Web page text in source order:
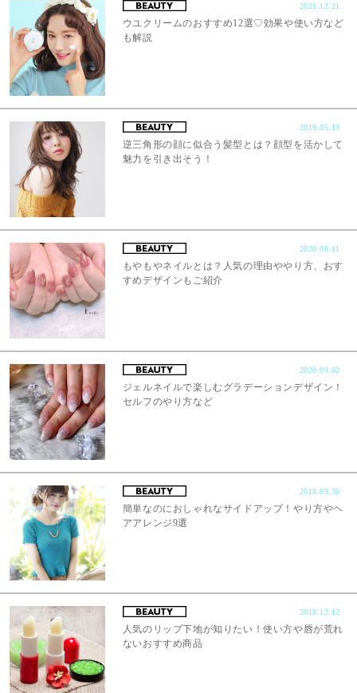
2021.12.21
ウユクリームのおすすめ12選♡効果や使い方など
も解説
2019.05.19
逆三角形の顔に似合う髪型とは？顔型を活かして
魅力を引き出そう！
2020.08.11
もやもやネイルとは？人気の理由ややり方、おす
すめデザインもご紹介
2020.09.02
ジェルネイルで楽しむグラデーションデザイン！
セルフのやり方など
2018.09.30
簡単なのにおしゃれなサイドアップ！やり方やヘ
アアレンジ9選
2018.12.12
人気のリップ下地が知りたい！使い方や唇が荒れ
ないおすすめ商品